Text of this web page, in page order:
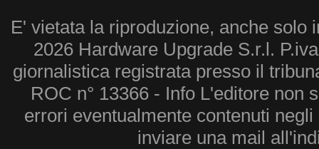
E' vietata la riproduzione, anche solo
2026 Hardware Upgrade S.r.l.
giornalistica registrata presso il
ROC n° 13366 - Info L'editore non
errori eventualmente contenuti
inviare una mail